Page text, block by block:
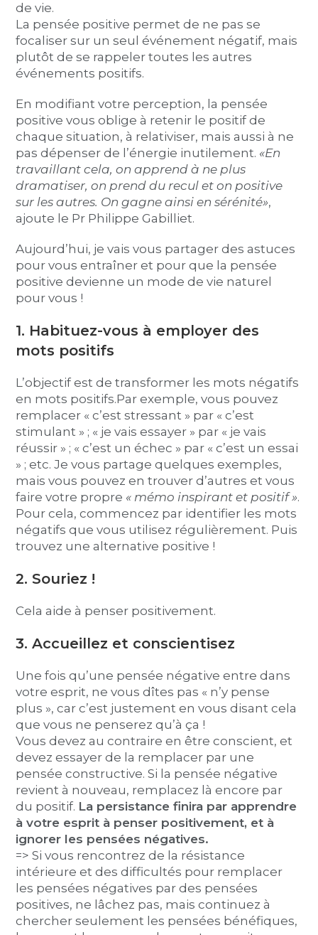
de vie.
La pensée positive permet de ne pas se
focaliser sur un seul événement négatif, mais
plutôt de se rappeler toutes les autres
événements positifs.
En modifiant votre perception, la pensée
positive vous oblige à retenir le positif de
chaque situation, à relativiser, mais aussi à ne
pas dépenser de l’énergie inutilement. «En
travaillant cela, on apprend à ne plus
dramatiser, on prend du recul et on positive
sur les autres. On gagne ainsi en sérénité»,
ajoute le Pr Philippe Gabilliet.
Aujourd’hui, je vais vous partager des astuces
pour vous entraîner et pour que la pensée
positive devienne un mode de vie naturel
pour vous !
1. Habituez-vous à employer des
mots positifs
L’objectif est de transformer les mots négatifs
en mots positifs.Par exemple, vous pouvez
remplacer « c’est stressant » par « c’est
stimulant » ; « je vais essayer » par « je vais
réussir » ; « c’est un échec » par « c’est un essai
» ; etc. Je vous partage quelques exemples,
mais vous pouvez en trouver d’autres et vous
faire votre propre « mémo inspirant et positif ».
Pour cela, commencez par identifier les mots
négatifs que vous utilisez régulièrement. Puis
trouvez une alternative positive !
2. Souriez !
Cela aide à penser positivement.
3. Accueillez et conscientisez
Une fois qu’une pensée négative entre dans
votre esprit, ne vous dîtes pas « n’y pense
plus », car c’est justement en vous disant cela
que vous ne penserez qu’à ça !
Vous devez au contraire en être conscient, et
devez essayer de la remplacer par une
pensée constructive. Si la pensée négative
revient à nouveau, remplacez là encore par
du positif. La persistance finira par apprendre
à votre esprit à penser positivement, et à
ignorer les pensées négatives.
=> Si vous rencontrez de la résistance
intérieure et des difficultés pour remplacer
les pensées négatives par des pensées
positives, ne lâchez pas, mais continuez à
chercher seulement les pensées bénéfiques,